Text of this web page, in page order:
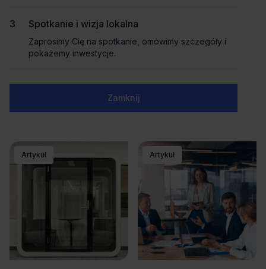
Panele akustyczne do biura
– kiedy warto je stosować i
Biuro przyjazne zwierzętom.
Nowoczesny benefit czy
Artykuł Artykuł
Spotkanie i wizja lokalna
Zaprosimy Cię na spotkanie, omówimy szczegóły i
pokażemy inwestycje.
Zamknij